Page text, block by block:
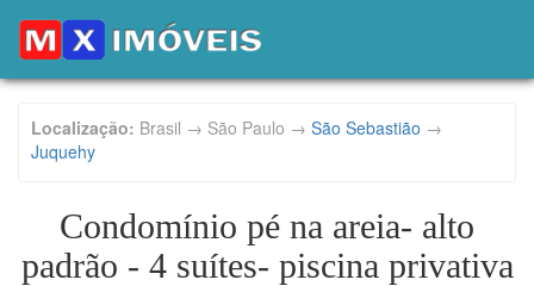
Localização: Brasil → São Paulo → São Sebastião →
Juquehy
Condomínio pé na areia- alto
padrão - 4 suítes- piscina privativa